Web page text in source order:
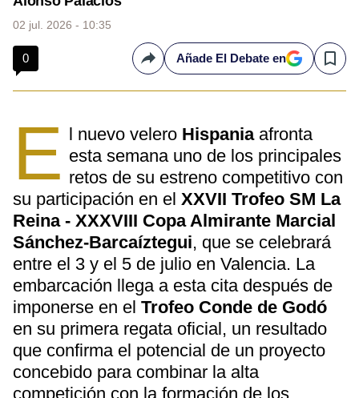
02 jul. 2026 - 10:35
0 CompartirAñade El Debate en Save
E l nuevo velero Hispaniaafronta
esta semana uno de los principales
retos de su estreno competitivo con
su participación en el XXVII Trofeo SM La
Reina - XXXVIII Copa Almirante Marcial
Sánchez-Barcaíztegui, que se celebrará
entre el 3 y el 5 de julio en Valencia. La
embarcación llega a esta cita después de
imponerse en el Trofeo Conde de Godó
en su primera regata oficial, un resultado
que confirma el potencial de un proyecto
concebido para combinar la alta
competición con la formación de los